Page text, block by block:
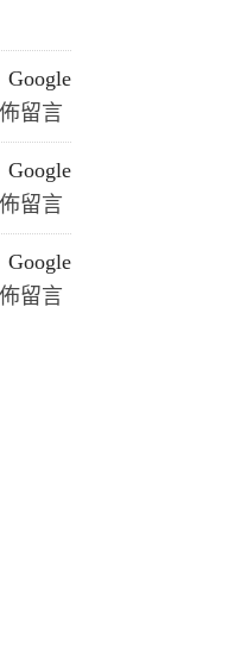
留言
留言
留言